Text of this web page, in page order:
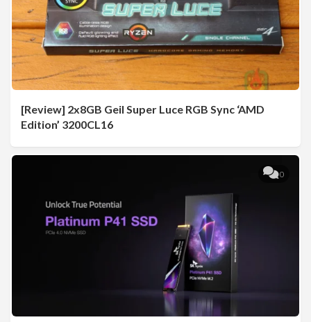
[Review] 2x8GB Geil Super Luce RGB Sync ‘AMD
Edition’ 3200CL16
0